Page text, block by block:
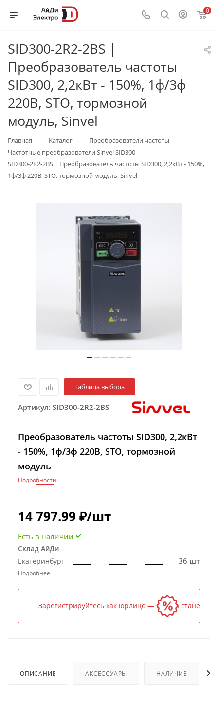
0
SID300-2R2-2BS |
Преобразователь частоты
SID300, 2,2кВт - 150%, 1ф/3ф
220В, STO, тормозной
модуль, Sinvel
Главная — Каталог — Преобразователи частоты —
Частотные преобразователи Sinvel SID300 —
SID300-2R2-2BS | Преобразователь частоты SID300, 2,2кВт - 150%,
1ф/3ф 220В, STO, тормозной модуль, Sinvel
Таблица выбора
Артикул: SID300-2R2-2BS
Преобразователь частоты SID300, 2,2кВт
- 150%, 1ф/3ф 220В, STO, тормозной
модуль
Подробности
14 797.99 ₽/шт
Есть в наличии
Склад АйДи
Екатеринбург
36 шт
Подробнее
Зарегистрируйтесь как юрлицо — и цена станет
ОПИСАНИЕ АКСЕССУАРЫ НАЛИЧИЕ